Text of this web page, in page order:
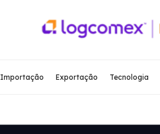
Importação Exportação Tecnologia